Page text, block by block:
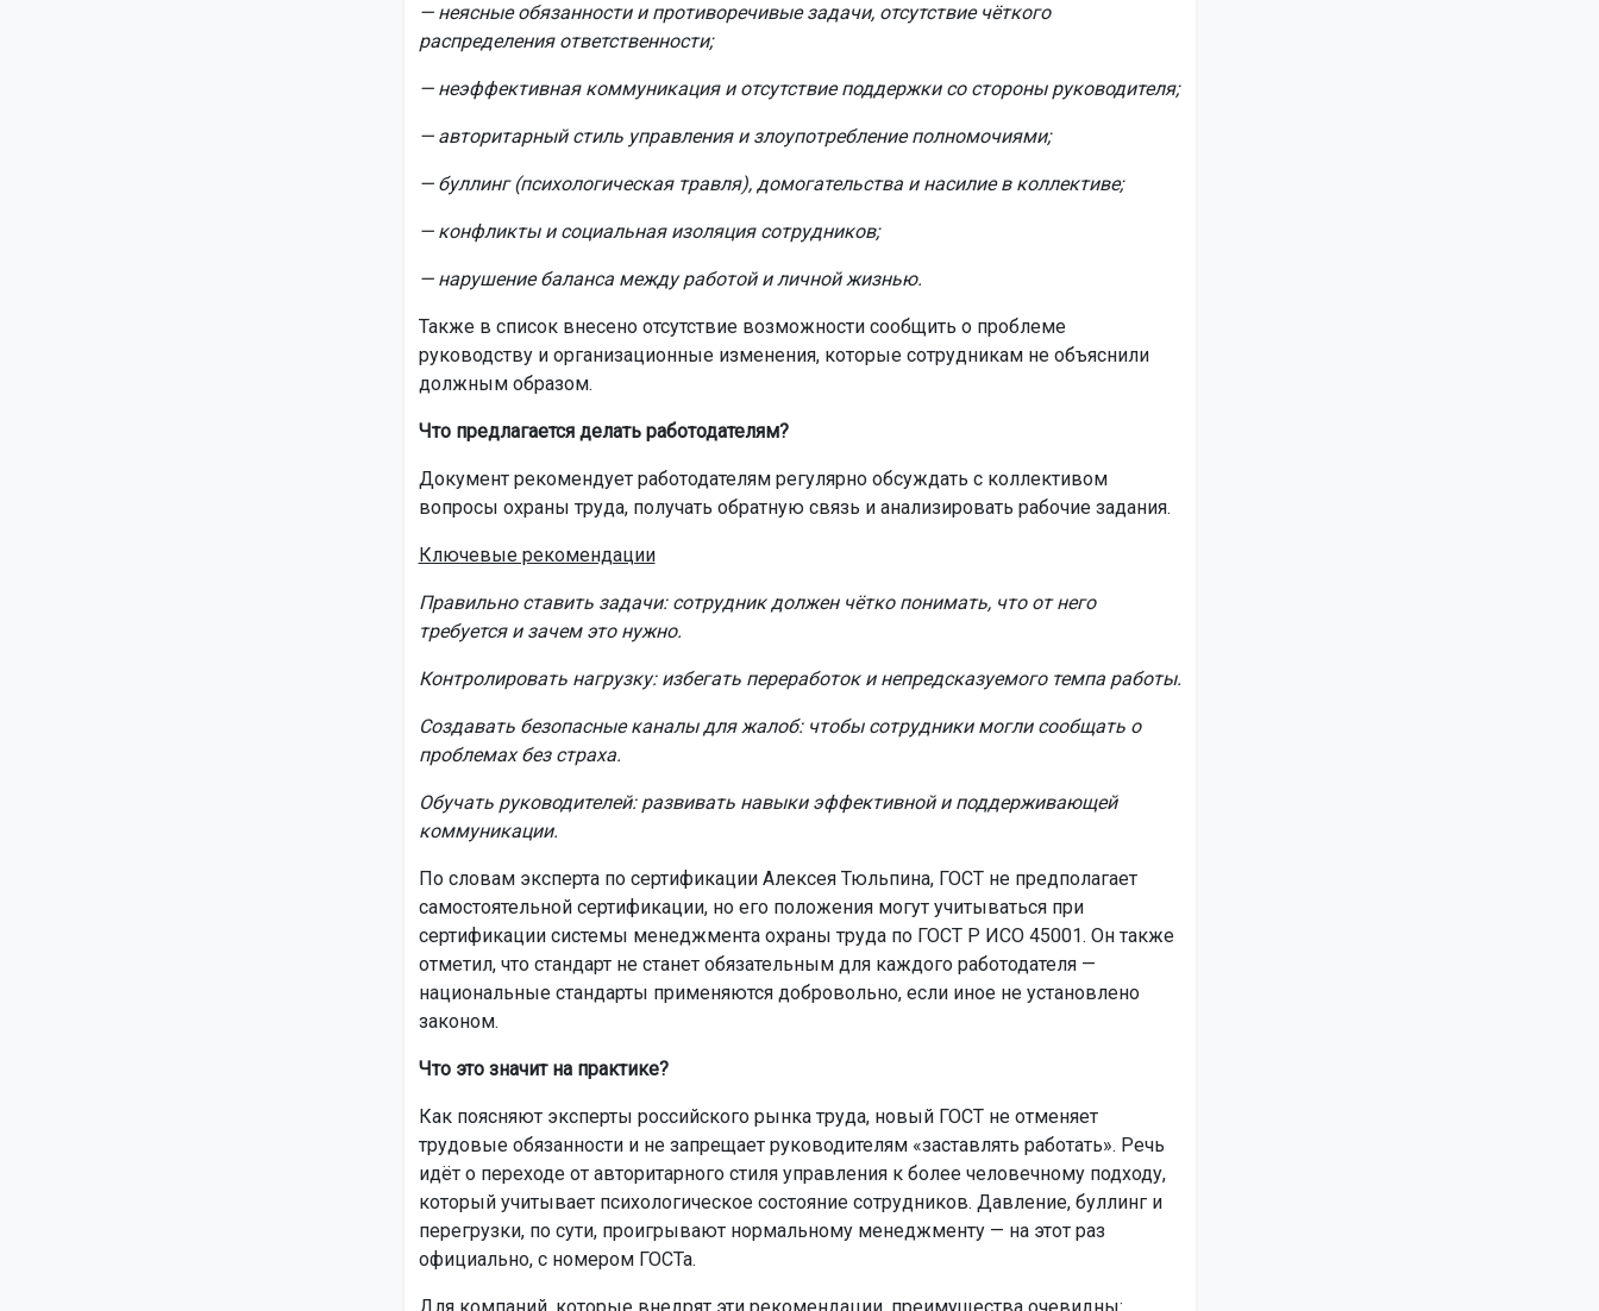
— неясные обязанности и противоречивые задачи, отсутствие чёткого
распределения ответственности;
— неэффективная коммуникация и отсутствие поддержки со стороны руководителя;
— авторитарный стиль управления и злоупотребление полномочиями;
— буллинг (психологическая травля), домогательства и насилие в коллективе;
— конфликты и социальная изоляция сотрудников;
— нарушение баланса между работой и личной жизнью.
Также в список внесено отсутствие возможности сообщить о проблеме
руководству и организационные изменения, которые сотрудникам не объяснили
должным образом.
Что предлагается делать работодателям?
Документ рекомендует работодателям регулярно обсуждать с коллективом
вопросы охраны труда, получать обратную связь и анализировать рабочие задания.
Ключевые рекомендации
Правильно ставить задачи: сотрудник должен чётко понимать, что от него
требуется и зачем это нужно.
Контролировать нагрузку: избегать переработок и непредсказуемого темпа работы.
Создавать безопасные каналы для жалоб: чтобы сотрудники могли сообщать о
проблемах без страха.
Обучать руководителей: развивать навыки эффективной и поддерживающей
коммуникации.
По словам эксперта по сертификации Алексея Тюльпина, ГОСТ не предполагает
самостоятельной сертификации, но его положения могут учитываться при
сертификации системы менеджмента охраны труда по ГОСТ Р ИСО 45001. Он также
отметил, что стандарт не станет обязательным для каждого работодателя —
национальные стандарты применяются добровольно, если иное не установлено
законом.
Что это значит на практике?
Как поясняют эксперты российского рынка труда, новый ГОСТ не отменяет
трудовые обязанности и не запрещает руководителям «заставлять работать». Речь
идёт о переходе от авторитарного стиля управления к более человечному подходу,
который учитывает психологическое состояние сотрудников. Давление, буллинг и
перегрузки, по сути, проигрывают нормальному менеджменту — на этот раз
официально, с номером ГОСТа.